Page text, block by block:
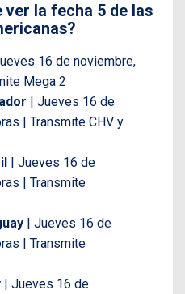
ver la fecha 5 de las
16 de noviembre,
Mega 2
| Jueves 16 de
| Transmite CHV y
| Jueves 16 de
| Transmite
| Jueves 16 de
| Transmite
| Jueves 16 de